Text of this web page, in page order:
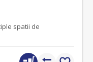
spatii de